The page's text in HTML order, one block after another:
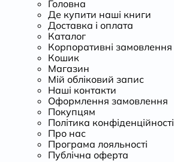
Головна
Де купити наші книги
Доставка і оплата
Каталог
Корпоративні замовлення
Кошик
Магазин
Мій обліковий запис
Наші контакти
Оформлення замовлення
Покупцям
Політика конфіденційності
Про нас
Програма лояльності
Публічна оферта